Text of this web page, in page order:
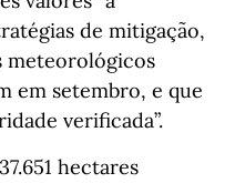
de mitigação,
meteorológicos
em setembro, e que
verificada”.
hectares